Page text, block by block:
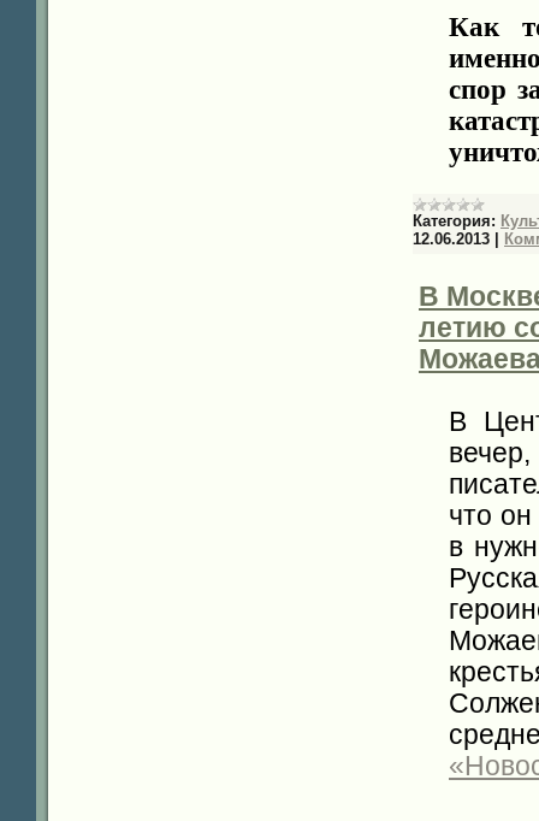
Как
спор
Категория:
12.06.2013
В
летию
В
что
в